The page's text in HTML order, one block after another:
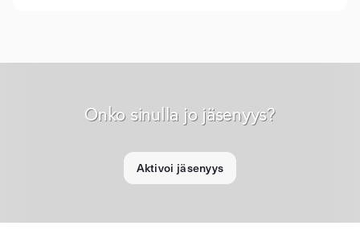
Onko sinulla jo jäsenyys?
Aktivoi jäsenyys